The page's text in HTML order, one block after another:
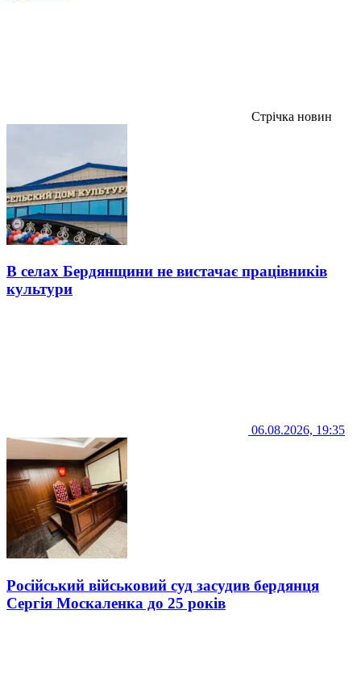
Стрічка новин
В селах Бердянщини не вистачає працівників
культури
06.08.2026, 19:35
Російський військовий суд засудив бердянця
Сергія Москаленка до 25 років